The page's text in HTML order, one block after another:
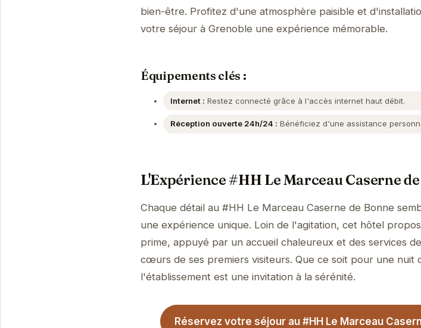
bien-être. Profitez d'une atmosphère paisible et
votre séjour à Grenoble une expérience mémorable.
Équipements clés :
Internet : Restez connecté grâce à l'accès internet haut débit.
Réception ouverte 24h/24 : Bénéficiez d'une assistance
L'Expérience #HH Le Marceau Caserne
Chaque détail au #HH Le Marceau Caserne de Bonne
une expérience unique. Loin de l'agitation, cet hôtel
prime, appuyé par un accueil chaleureux et des services
cœurs de ses premiers visiteurs. Que ce soit pour une nuit
l'établissement est une invitation à la sérénité.
Réservez votre séjour au #HH Le Marceau